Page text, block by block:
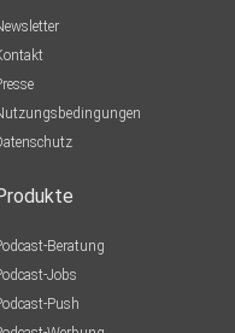
Beratung
Jobs
Push